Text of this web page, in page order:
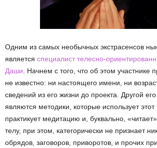
Одним из самых необычных экстрасенсов
является специалист телесно-
Даши . Начнем с того, что об этом участнике
не известно: ни настоящего имени, ни
сведений из его жизни до проекта. Другой
являются методики, которые использует этот
практикует медитацию и, буквально,
телу, при этом, категорически не признает
обрядов, заговоров, приворотов, и прочих